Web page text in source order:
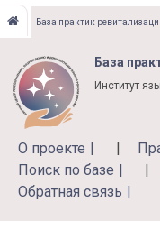
Перейти
основному
содержанию
База практик
База
Институт
О проекте
Поиск по базе
Обратная связь